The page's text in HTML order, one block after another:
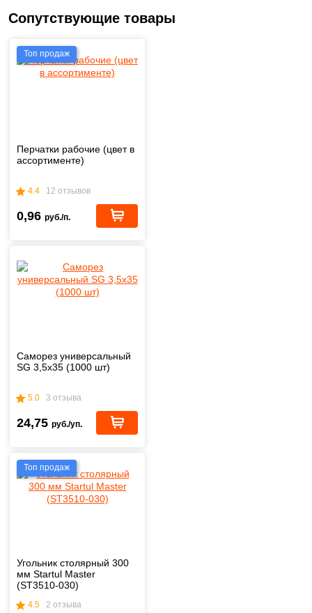
Сопутствующие товары
Топ продаж
Перчатки рабочие (цвет в
ассортименте)
4.4 12 отзывов
0,96 руб./п.
Саморез универсальный
SG 3,5х35 (1000 шт)
5.0 3 отзыва
24,75 руб./уп.
Топ продаж
Угольник столярный 300
мм Startul Master
(ST3510-030)
4.5 2 отзыва